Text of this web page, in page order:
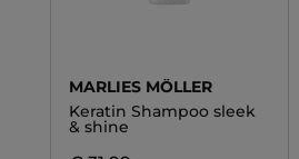
MARLIES MÖLLER
Keratin Shampoo sleek
& shine